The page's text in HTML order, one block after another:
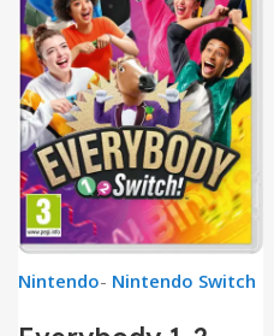
Nintendo- Nintendo Switch